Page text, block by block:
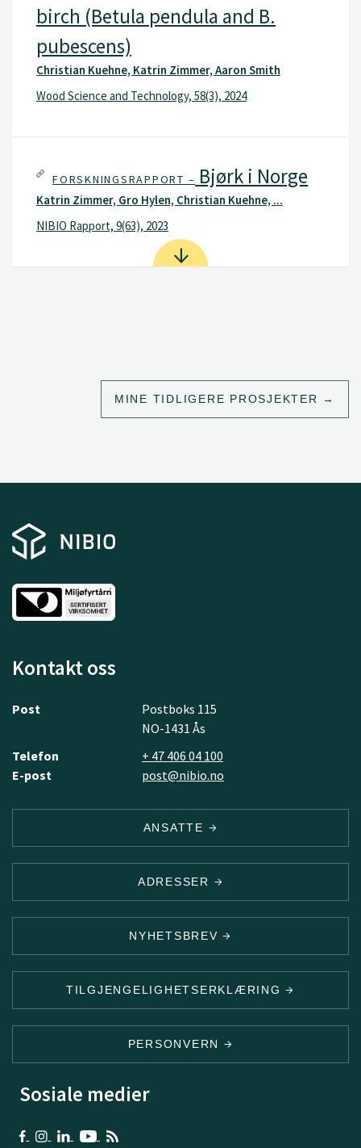
birch (Betula pendula and B.
pubescens)
Christian Kuehne, Katrin Zimmer, Aaron Smith
Wood Science and Technology, 58(3), 2024
FORSKNINGSRAPPORT – Bjørk i Norge
Katrin Zimmer, Gro Hylen, Christian Kuehne, ...
NIBIO Rapport, 9(63), 2023
MINE TIDLIGERE PROSJEKTER
Kontakt oss
Post
Postboks 115
NO-1431 Ås
Telefon
+ 47 406 04 100
E-post
post@nibio.no
ANSATTE
ADRESSER
NYHETSBREV
TILGJENGELIGHETSERKLÆRING
PERSONVERN
Sosiale medier